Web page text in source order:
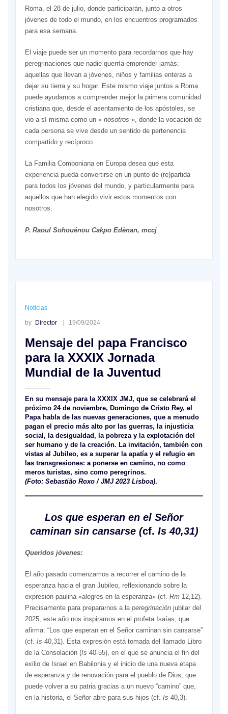
Roma, el 28 de julio, donde participarán, junto a otros
jóvenes de todo el mundo, en los encuentros programados
para esa semana.
El viaje puede ser un momento para recordarnos que hay
peregrinaciones que nadie querría emprender jamás:
aquellas que llevan a jóvenes, niños y familias enteras a
dejar su tierra y su hogar. Este mismo viaje juntos a Roma
puede ayudarnos a comprender mejor la primera comunidad
cristiana que, desde el asentamiento de los apóstoles, se
vio a sí misma como un « nosotros », donde la vocación de
cada persona se vive desde un sentido de pertenencia
compartido y recíproco.
La Familia Comboniana en Europa desea que esta
experiencia pueda convertirse en un punto de (re)partida
para todos los jóvenes del mundo, y particularmente para
aquellos que han elegido vivir estos momentos con
nosotros.
P. Raoul Sohouénou Cakpo Edènan, mccj
Noticias
by Director 19/09/2024
Mensaje del papa Francisco
para la XXXIX Jornada
Mundial de la Juventud
En su mensaje para la XXXIX JMJ, que se celebrará el
próximo 24 de noviembre, Domingo de Cristo Rey, el
Papa habla de las nuevas generaciones, que a menudo
pagan el precio más alto por las guerras, la injusticia
social, la desigualdad, la pobreza y la explotación del
ser humano y de la creación. La invitación, también con
vistas al Jubileo, es a superar la apatía y el refugio en
las transgresiones: a ponerse en camino, no como
meros turistas, sino como peregrinos.
(Foto: Sebastião Roxo / JMJ 2023 Lisboa).
Los que esperan en el Señor
caminan sin cansarse (cf. Is 40,31)
Queridos jóvenes:
El año pasado comenzamos a recorrer el camino de la
esperanza hacia el gran Jubileo, reflexionando sobre la
expresión paulina «alegres en la esperanza» (cf. Rm12,12).
Precisamente para prepararnos a la peregrinaciónjubilar del
2025, este año nos inspiramos en el profeta Isaías, que
afirma: “Los que esperan en el Señor caminan sin cansarse”
(cf. Is 40,31). Esta expresión está tomada del llamado Libro
de la Consolación (Is 40-55), en el que se anuncia el fin del
exilio de Israel en Babilonia y el inicio de una nueva etapa
de esperanza y de renovación para el pueblo de Dios, que
puede volver a su patria gracias a un nuevo “camino” que,
en la historia, el Señor abre para sus hijos (cf. Is 40,3).